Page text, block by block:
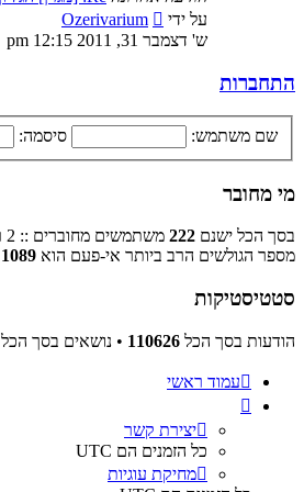
על ידי
Ozerivariumצפה
בהודעה
האחרונה
ש' דצמבר 31, 2011 12:15 pm
התחברות
שם משתמש: סיסמה:
מי מחובר
בסך הכל ישנם 222 משתמשים מחוברים :: 2 רשומים, 0 מוסתרים ו 220 אורחים (מבוסס על משתמשים פעילים ב־5 הדקות האחרונות)
מספר הגולשים הרב ביותר אי-פעם הוא 1089
סטטיסטיקות
הודעות בסך הכל 110626 • נושאים בסך הכל
עמוד ראשי
יצירת קשר
כל הזמנים הם UTC
מחיקת עוגיות